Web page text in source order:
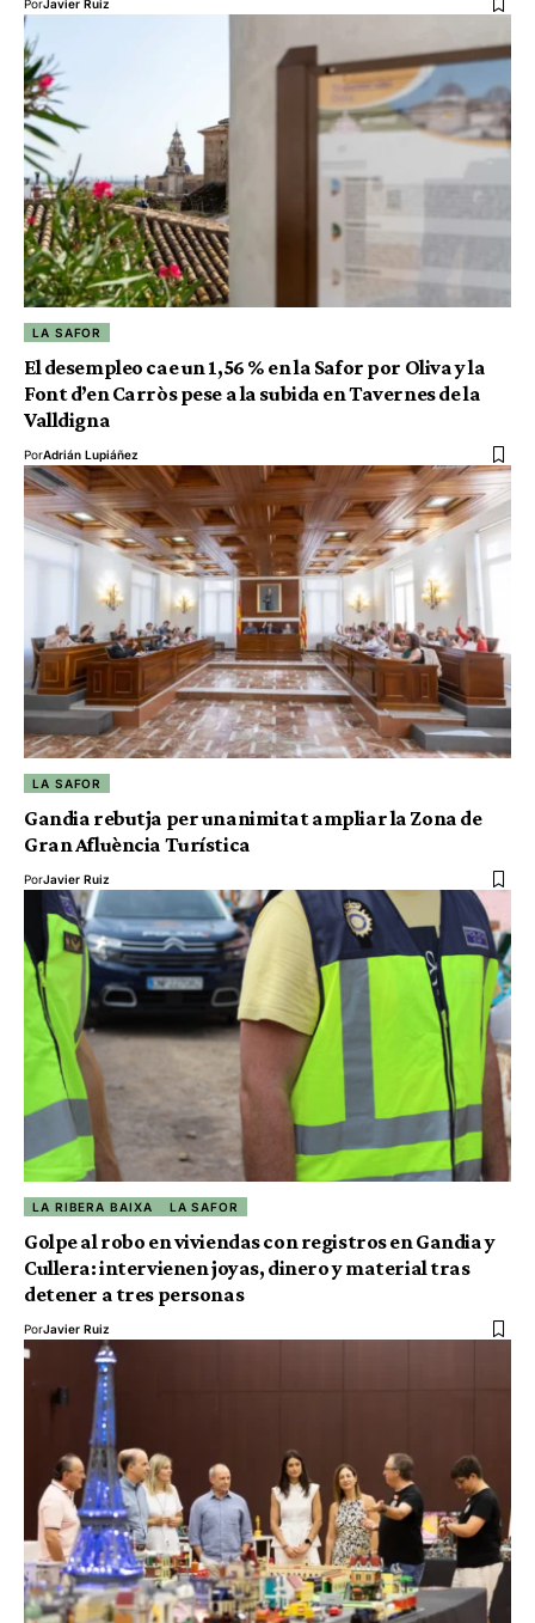
PorJavier Ruiz
LA SAFOR
El desempleo cae un 1,56 % en la Safor por Oliva y la
Font d’en Carròs pese a la subida en Tavernes de la
Valldigna
PorAdrián Lupiáñez
LA SAFOR
Gandia rebutja per unanimitat ampliar la Zona de
Gran Afluència Turística
PorJavier Ruiz
LA RIBERA BAIXA LA SAFOR
Golpe al robo en viviendas con registros en Gandia y
Cullera: intervienen joyas, dinero y material tras
detener a tres personas
PorJavier Ruiz